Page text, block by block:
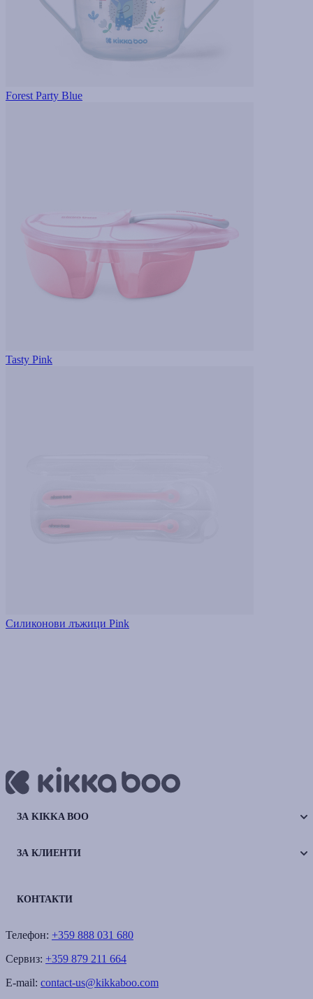
Forest Party Blue
Tasty Pink
Силиконови лъжици Pink
ЗА KIKKA BOO
ЗА КЛИЕНТИ
КОНТАКТИ
Телефон: +359 888 031 680
Сервиз: +359 879 211 664
E-mail: contact-us@kikkaboo.com